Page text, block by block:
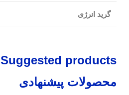
گرید انرژی
Suggested products
محصولات پیشنهادی